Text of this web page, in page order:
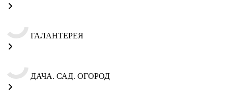
ГАЛАНТЕРЕЯ
ДАЧА. САД. ОГОРОД